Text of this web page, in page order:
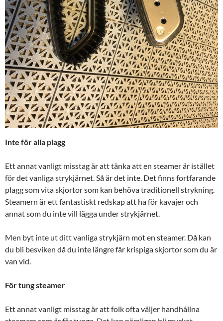
Inte för alla plagg
Ett annat vanligt misstag är att tänka att en steamer är istället
för det vanliga strykjärnet. Så är det inte. Det finns fortfarande
plagg som vita skjortor som kan behöva traditionell strykning.
Steamern är ett fantastiskt redskap att ha för kavajer och
annat som du inte vill lägga under strykjärnet.
Men byt inte ut ditt vanliga strykjärn mot en steamer. Då kan
du bli besviken då du inte längre får krispiga skjortor som du är
van vid.
För tung steamer
Ett annat vanligt misstag är att folk ofta väljer handhållna